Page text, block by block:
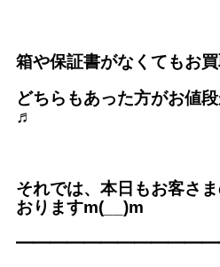
箱や保証書がなくてもお買
どちらもあった方がお値
♬
それでは、本日もお客さ
おりますm(__)m